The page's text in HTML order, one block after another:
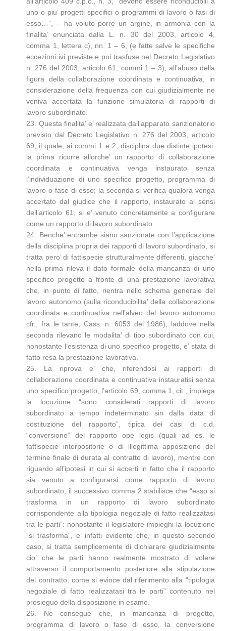
uno o piu’ progetti specifici o programmi di lavoro o fasi di
esso…”, – ha voluto porre un argine, in armonia con la
finalita’ enunciata dalla L. n. 30 del 2003, articolo 4,
comma 1, lettera c), nn. 1 – 6, (e fatte salve le specifiche
eccezioni ivi previste e poi trasfuse nel Decreto Legislativo
n. 276 del 2003, articolo 61, commi 1 – 3), all’abuso della
figura della collaborazione coordinata e continuativa, in
considerazione della frequenza con cui giudizialmente ne
veniva accertata la funzione simulatoria di rapporti di
lavoro subordinato.
23. Questa finalita’ e’ realizzata dall’apparato sanzionatorio
previsto dal Decreto Legislativo n. 276 del 2003, articolo
69, il quale, ai commi 1 e 2, disciplina due distinte ipotesi:
la prima ricorre allorche’ un rapporto di collaborazione
coordinata e continuativa venga instaurato senza
l’individuazione di uno specifico progetto, programma di
lavoro o fase di esso; la seconda si verifica qualora venga
accertato dal giudice che il rapporto, instaurato ai sensi
dell’articolo 61, si e’ venuto concretamente a configurare
come un rapporto di lavoro subordinato.
24. Benche’ entrambe siano sanzionate con l’applicazione
della disciplina propria dei rapporti di lavoro subordinato, si
tratta pero’ di fattispecie strutturalmente differenti, giacche’
nella prima rileva il dato formale della mancanza di uno
specifico progetto a fronte di una prestazione lavorativa
che, in punto di fatto, rientra nello schema generale del
lavoro autonomo (sulla riconducibilita’ della collaborazione
coordinata e continuativa nell’alveo del lavoro autonomo
cfr., fra le tante, Cass. n. 6053 del 1986), laddove nella
seconda rilevano le modalita’ di tipo subordinato con cui,
nonostante l’esistenza di uno specifico progetto, e’ stata di
fatto resa la prestazione lavorativa.
25. La riprova e’ che, riferendosi ai rapporti di
collaborazione coordinata e continuativa instauratisi senza
uno specifico progetto, l’articolo 69, comma 1, cit., impiega
la locuzione “sono considerati rapporti di lavoro
subordinato a tempo indeterminato sin dalla data di
costituzione del rapporto”, tipica dei casi di c.d.
“conversione” del rapporto ope legis (quali ad es. le
fattispecie interpositorie o di illegittima apposizione del
termine finale di durata al contratto di lavoro), mentre con
riguardo all’ipotesi in cui si accerti in fatto che il rapporto
sia venuto a configurarsi come rapporto di lavoro
subordinato, il successivo comma 2 stabilisce che “esso si
trasforma in un rapporto di lavoro subordinato
corrispondente alla tipologia negoziale di fatto realizzatasi
tra le parti”: nonostante il legislatore impieghi la locuzione
“si trasforma”, e’ infatti evidente che, in questo secondo
caso, si tratta semplicemente di dichiarare giudizialmente
cio’ che le parti hanno realmente mostrato di volere
attraverso il comportamento posteriore alla stipulazione
del contratto, come si evince dal riferimento alla “tipologia
negoziale di fatto realizzatasi tra le parti” contenuto nel
prosieguo della disposizione in esame.
26. Ne consegue che, in mancanza di progetto,
programma di lavoro o fase di esso, la conversione